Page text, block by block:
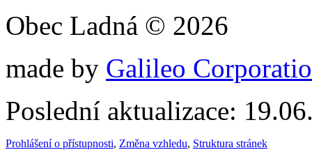
Obec Ladná © 2026
made by Galileo
Poslední aktualizace:
Prohlášení o přístupnosti, Změna vzhledu, Struktura stránek